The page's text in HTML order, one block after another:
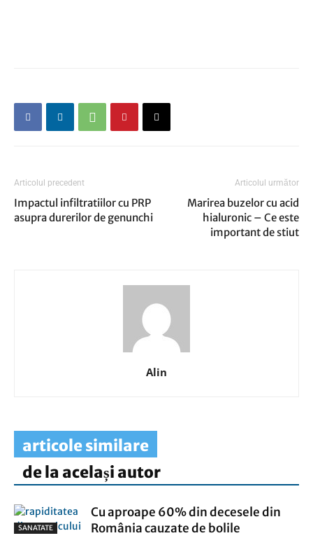
Articolul precedent
Impactul infiltratiilor cu PRP
asupra durerilor de genunchi
Articolul următor
Marirea buzelor cu acid
hialuronic – Ce este
important de stiut
Alin
articole similare
de la același autor
SANATATE
Cu aproape 60% din decesele din
România cauzate de bolile